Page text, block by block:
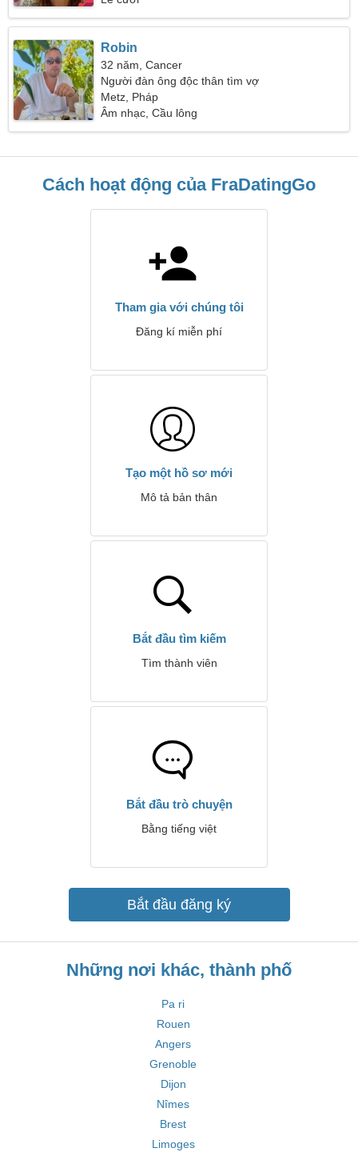
Robin
32 năm, Cancer
Người đàn ông độc thân tìm vợ
Metz, Pháp
Âm nhạc, Cầu lông
Cách hoạt động của FraDatingGo
Tham gia với chúng tôi
Đăng kí miễn phí
Tạo một hồ sơ mới
Mô tả bản thân
Bắt đầu tìm kiếm
Tìm thành viên
Bắt đầu trò chuyện
Bằng tiếng việt
Bắt đầu đăng ký
Những nơi khác, thành phố
Pa ri
Rouen
Angers
Grenoble
Dijon
Nîmes
Brest
Limoges